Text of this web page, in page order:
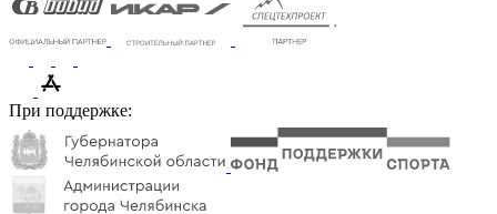
При поддержке: